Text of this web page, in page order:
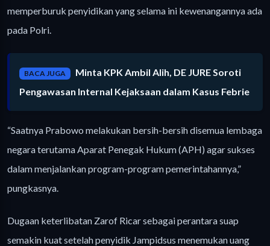
memperburuk penyidikan yang selama ini kewenangannya ada
pada Polri.
BACA JUGA
Minta KPK Ambil Alih, DE JURE Soroti
Pengawasan Internal Kejaksaan dalam Kasus Febrie
“Saatnya Prabowo melakukan bersih-bersih disemua lembaga
negara terutama Aparat Penegak Hukum (APH) agar sukses
dalam menjalankan program-program pemerintahannya,”
pungkasnya.
Dugaan keterlibatan Zarof Ricar sebagai perantara suap
semakin kuat setelah penyidik Jampidsus menemukan uang